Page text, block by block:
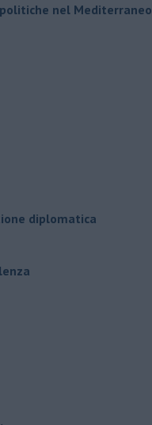
nel Mediterraneo
diplomatica